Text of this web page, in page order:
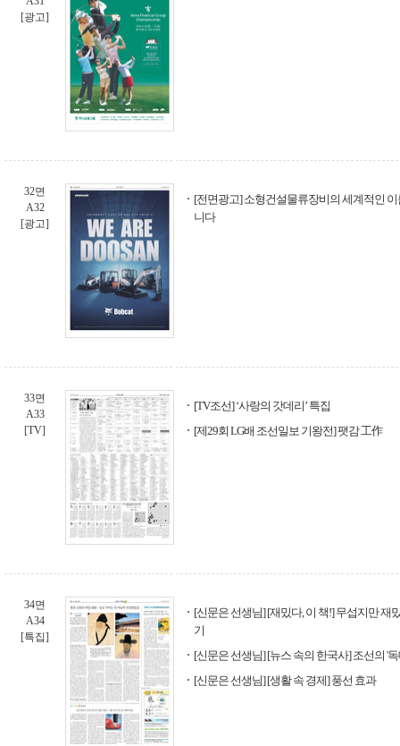
[광고]
32면
A32
[광고]
[전면광고] 소형건설물류장비의 세계적인
니다
33면
A33
[TV]
[TV조선] ‘사랑의 갓데리’ 특집
[제29회 LG배 조선일보 기왕전] 팻감 工作
34면
A34
[특집]
[신문은 선생님] [재밌다, 이 책!] 무섭지만 재
기
[신문은 선생님] [뉴스 속의 한국사] 조선의 '독
[신문은 선생님] [생활 속 경제] 풍선 효과